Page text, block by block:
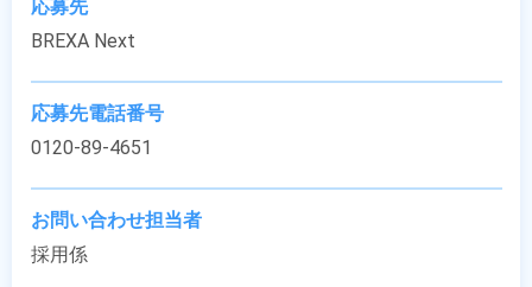
応募先
BREXA Next
応募先電話番号
0120-89-4651
お問い合わせ担当者
採用係